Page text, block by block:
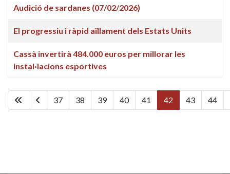
Audició de sardanes (07/02/2026)
El progressiu i ràpid aïllament dels Estats Units
Cassà invertirà 484.000 euros per millorar les
instal·lacions esportives
Pàgina 42 de 449
37 38 39 40 41 42 43 44